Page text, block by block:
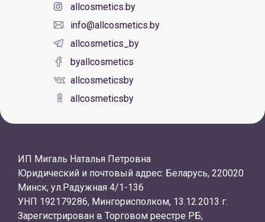
allcosmetics.by
info@allcosmetics.by
allcosmetics_by
byallcosmetics
allcosmeticsby
allcosmeticsby
ИП Мигаль Наталья Петровна
Юридический и почтовый адрес: Беларусь, 220020
Минск, ул.Радужная 4/1-136
УНП 192179286, Мингорисполком, 13.12.2013 г.
Зарегистрирован в Торговом реестре РБ,